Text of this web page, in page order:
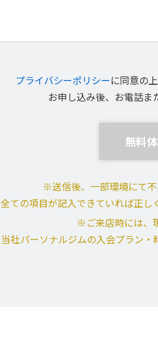
プライバシーポリシーに同意の
お申し込み後、お電話ま
※送信後、一部環境にて不
全ての項目が記入できていれば正し
※ご来店時には、
当社パーソナルジムの入会プラン・